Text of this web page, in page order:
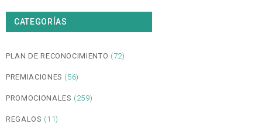
CATEGORÍAS
PLAN DE RECONOCIMIENTO (72)
PREMIACIONES (56)
PROMOCIONALES (259)
REGALOS (11)